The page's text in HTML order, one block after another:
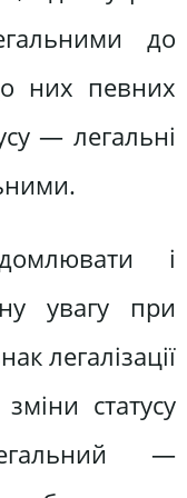
до
них певних
— легальні
і
увагу при
легалізації
статусу
—